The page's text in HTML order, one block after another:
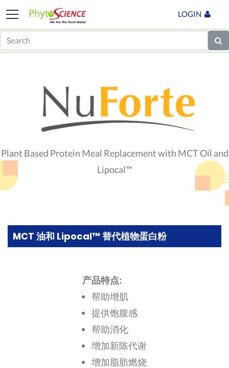
LOGIN
Plant Based Protein Meal Replacement with MCT Oil and
Lipocal™
MCT 油和 Lipocal™ 替代植物蛋白粉
产品特点:
帮助增肌
提供饱腹感
帮助消化
增加新陈代谢
增加脂肪燃烧